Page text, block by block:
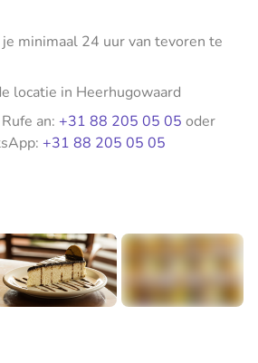
minimaal 24 uur van tevoren te
locatie in Heerhugowaard
an: +31 88 205 05 05 oder
+31 88 205 05 05